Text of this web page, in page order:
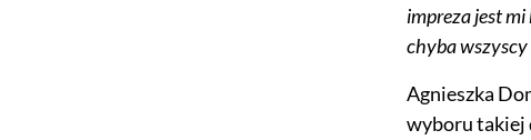
impreza jest mi
chyba wszyscy
Agnieszka
wyboru takiej